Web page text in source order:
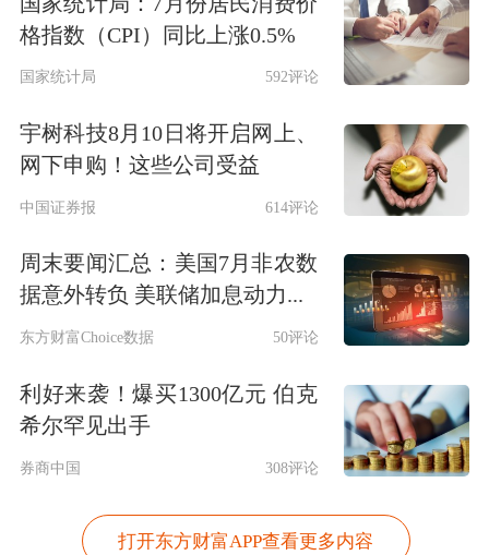
委托人养老需求为主要目的，管理、运
用或处分信托财产，并提供与养老相关
的财产及支付管理、服务对接、权益保
障等综合性服务的信托安排。
和兼容性，不需要创设新的业务类
型。”中国信托业协会特约研究员袁田
老场景充分融入信托业务“三分类”既有
的业务类型，即具备“意定支付”等养老
务信托、家族信托、家庭服务信托等各
格指数（CPI）同比上涨0.5%
国家统计局 592评论
宇树科技8月10日将开启网上、
网下申购！这些公司受益
中国证券报 614评论
周末要闻汇总：美国7月非农数
据意外转负 美联储加息动力...
东方财富Choice数据 50评论
利好来袭！爆买1300亿元 伯克
希尔罕见出手
券商中国 308评论
打开东方财富APP查看更多内容